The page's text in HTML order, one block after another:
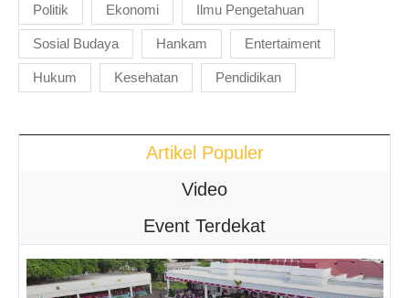
Politik Ekonomi Ilmu Pengetahuan
Sosial Budaya Hankam Entertaiment
Hukum Kesehatan Pendidikan
Artikel Populer
Video
Event Terdekat